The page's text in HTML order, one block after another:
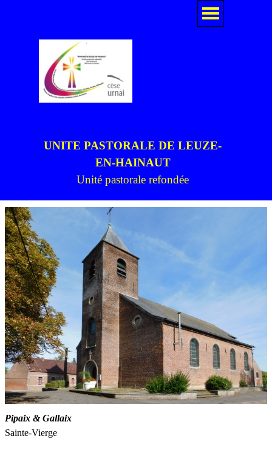
UNITE PASTORALE DE LEUZE-
EN-HAINAUT
Unité pastorale refondée
Pipaix & Gallaix
Sainte-Vierge